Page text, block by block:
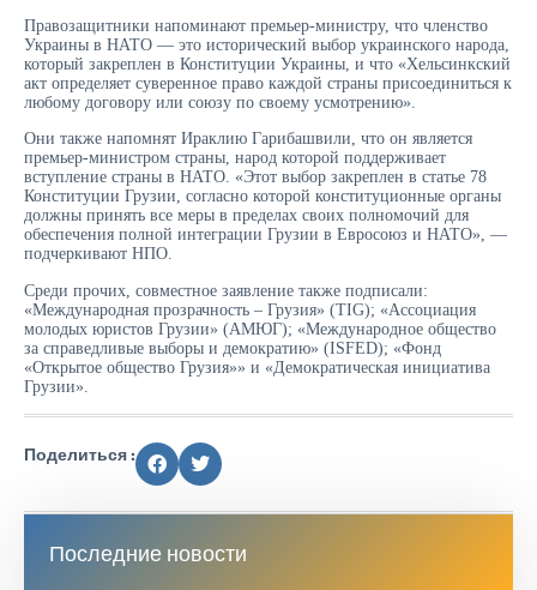
Правозащитники напоминают премьер-министру, что членство
Украины в НАТО — это исторический выбор украинского народа,
который закреплен в Конституции Украины, и что «Хельсинкский
акт определяет суверенное право каждой страны присоединиться к
любому договору или союзу по своему усмотрению».
Они также напомнят Ираклию Гарибашвили, что он является
премьер-министром страны, народ которой поддерживает
вступление страны в НАТО. «Этот выбор закреплен в статье 78
Конституции Грузии, согласно которой конституционные органы
должны принять все меры в пределах своих полномочий для
обеспечения полной интеграции Грузии в Евросоюз и НАТО», —
подчеркивают НПО.
Среди прочих, совместное заявление также подписали:
«Международная прозрачность – Грузия» (TIG); «Ассоциация
молодых юристов Грузии» (АМЮГ); «Международное общество
за справедливые выборы и демократию» (ISFED); «Фонд
«Открытое общество Грузия»» и «Демократическая инициатива
Грузии».
Поделиться :
Последние новости